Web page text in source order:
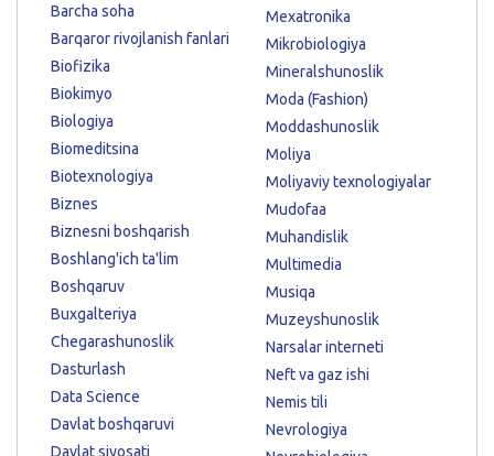
Barcha soha
Barqaror rivojlanish fanlari
Biofizika
Biokimyo
Biologiya
Biomeditsina
Biotexnologiya
Biznes
Biznesni boshqarish
Boshlang'ich ta'lim
Boshqaruv
Buxgalteriya
Chegarashunoslik
Dasturlash
Data Science
Davlat boshqaruvi
Davlat siyosati
Mexatronika
Mikrobiologiya
Mineralshunoslik
Moda (Fashion)
Moddashunoslik
Moliya
Moliyaviy texnologiyalar
Mudofaa
Muhandislik
Multimedia
Musiqa
Muzeyshunoslik
Narsalar interneti
Neft va gaz ishi
Nemis tili
Nevrologiya